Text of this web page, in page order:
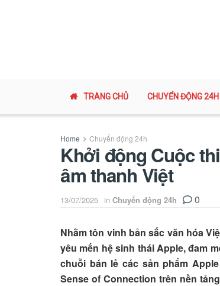
TRANG CHỦ CHUYỂN ĐỘNG 24H
Home Chuyển động 24h
Khởi động Cuộc
âm thanh Việt
13/07/2025 in Chuyển động 24h 0
Nhằm tôn vinh bản sắc văn hóa
yêu mến hệ sinh thái Apple, đam
chuỗi bán lẻ các sản phẩm
Sense of Connection trên nền